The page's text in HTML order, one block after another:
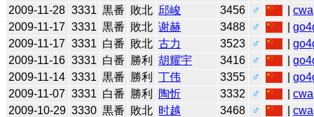
2009-11-28 3331 黒番 敗北 邱峻 3456 ♂ |cwa
2009-11-17 3331 黒番 敗北 谢赫 3488 ♂ |
2009-11-17 3331 白番 敗北 古力 3523 ♂ |
2009-11-16 3331 白番 勝利 胡耀宇 3416 ♂ |
2009-11-14 3331 黒番 勝利 丁伟 3355 ♂ |
2009-11-07 3331 白番 勝利 陶忻 3332 ♂ |cwa
2009-10-29 3330 黒番 敗北 时越 3468 ♂ |cwa